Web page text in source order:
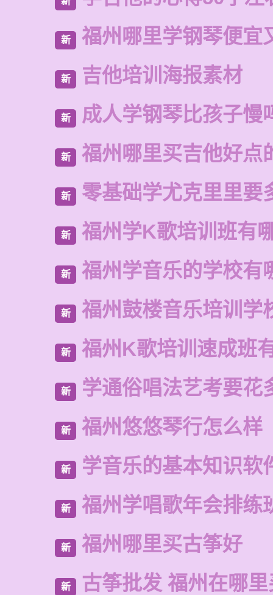
新 福州哪里学钢琴便宜
新 吉他培训海报素材
新 成人学钢琴比孩子慢
新 福州哪里买吉他好点
新 零基础学尤克里里要
新 福州学K歌培训班有
新 福州学音乐的学校有
新 福州鼓楼音乐培训学
新 福州K歌培训速成班
新 学通俗唱法艺考要花
新 福州悠悠琴行怎么样
新 学音乐的基本知识软
新 福州学唱歌年会排练
新 福州哪里买古筝好
新 古筝批发 福州在哪